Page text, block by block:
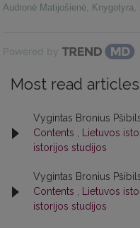
Audronė Matijošienė, Knygotyra,
Powered by
Most read
Vygintas Bronius
Contents , Lietuvos
istorijos studijos
Vygintas Bronius
Contents , Lietuvos
istorijos studijos